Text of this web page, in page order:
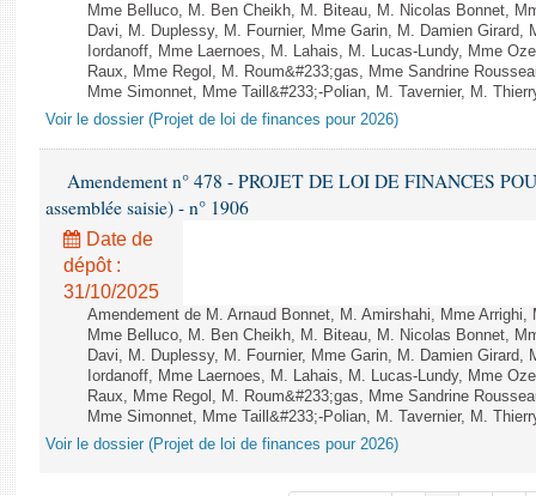
Mme Belluco, M. Ben Cheikh, M. Biteau, M. Nicolas Bonnet,
Davi, M. Duplessy, M. Fournier, Mme Garin, M. Damien Girard,
Iordanoff, Mme Laernoes, M. Lahais, M. Lucas-Lundy, Mme
Raux, Mme Regol, M. Roum&#233;gas, Mme Sandrine
Mme Simonnet, Mme Taill&#233;-Polian, M. Tavernier, M.
Voir le dossier (Projet de loi de finances pour 2026)
Amendement n° 478 - PROJET DE LOI DE FINANCES
assemblée saisie) - n° 1906
Date de
dépôt :
31/10/2025
Amendement de M. Arnaud Bonnet, M. Amirshahi, Mme
Mme Belluco, M. Ben Cheikh, M. Biteau, M. Nicolas Bonnet,
Davi, M. Duplessy, M. Fournier, Mme Garin, M. Damien Girard,
Iordanoff, Mme Laernoes, M. Lahais, M. Lucas-Lundy, Mme
Raux, Mme Regol, M. Roum&#233;gas, Mme Sandrine
Mme Simonnet, Mme Taill&#233;-Polian, M. Tavernier, M.
Voir le dossier (Projet de loi de finances pour 2026)